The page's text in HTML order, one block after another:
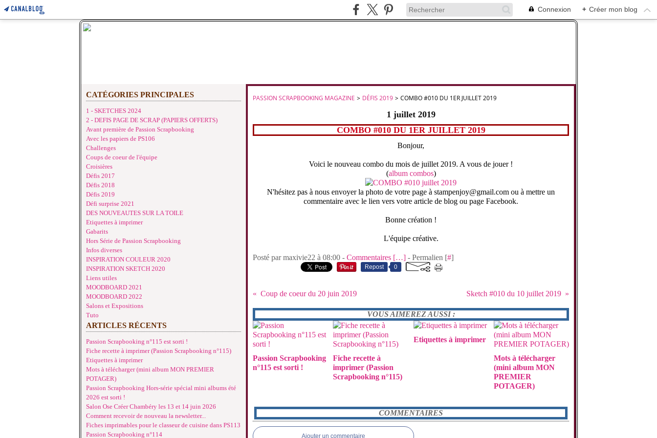
Connexion + Créer mon blog
CATÉGORIES PRINCIPALES
1 - SKETCHES 2024
2 - DEFIS PAGE DE SCRAP (PAPIERS OFFERTS)
Avant première de Passion Scrapbooking
Avec les papiers de PS106
Challenges
Coups de coeur de l'équipe
Croisières
Défis 2017
Défis 2018
Défis 2019
Défi surprise 2021
DES NOUVEAUTES SUR LA TOILE
Etiquettes à imprimer
Gabarits
Hors Série de Passion Scrapbooking
Infos diverses
INSPIRATION COULEUR 2020
INSPIRATION SKETCH 2020
Liens utiles
MOODBOARD 2021
MOODBOARD 2022
Salons et Expositions
Tuto
ARTICLES RÉCENTS
Passion Scrapbooking n°115 est sorti !
Fiche recette à imprimer (Passion Scrapbooking n°115)
Etiquettes à imprimer
Mots à télécharger (mini album MON PREMIER
POTAGER)
Passion Scrapbooking Hors-série spécial mini albums été
2026 est sorti !
Salon Ose Créer Chambéry les 13 et 14 juin 2026
Comment recevoir de nouveau la newsletter...
Fiches imprimables pour le classeur de cuisine dans PS113
Passion Scrapbooking n°114
PASSION SCRAPBOOKING MAGAZINE > DÉFIS 2019 > COMBO #010 DU 1ER JUILLET 2019
1 juillet 2019
COMBO #010 DU 1ER JUILLET 2019
Bonjour,
Voici le nouveau combo du mois de juillet 2019. A vous de jouer !
(album combos)
N'hésitez pas à nous envoyer la photo de votre page à stampenjoy@gmail.com ou à mettre un
commentaire avec le lien vers votre article de blog ou page Facebook.
Bonne création !
L'équipe créative.
Posté par maxivie22 à 08:00 -Commentaires […] - Permalien [#]
Repost 0
Coup de coeur du 20 juin 2019 Sketch #010 du 10 juillet 2019
VOUS AIMEREZ AUSSI :
Passion Scrapbooking
n°115 est sorti !
Fiche recette à
imprimer (Passion
Scrapbooking n°115)
Etiquettes à imprimer
Mots à télécharger
(mini album MON
PREMIER
POTAGER)
COMMENTAIRES
Ajouter un commentaire